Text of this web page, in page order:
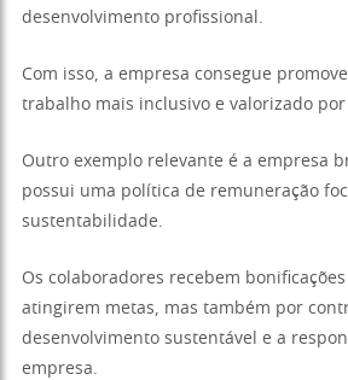
desenvolvimento profissional.
Com isso, a empresa consegue
trabalho mais inclusivo e valorizado
Outro exemplo relevante é a empresa
possui uma política de remuneração
sustentabilidade.
Os colaboradores recebem
atingirem metas, mas também por
desenvolvimento sustentável e a
empresa.